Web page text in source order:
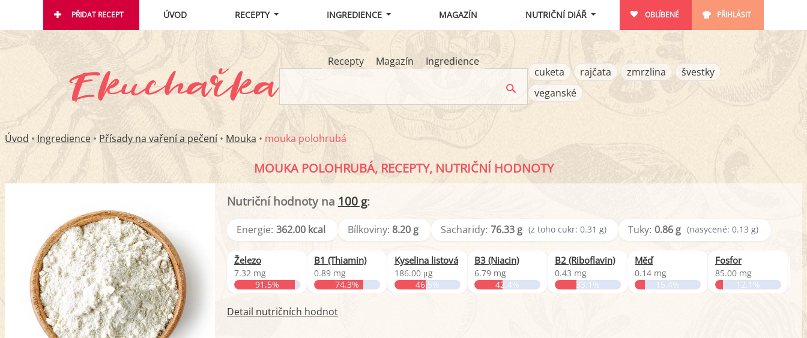
PŘIDAT RECEPT ÚVOD RECEPTY INGREDIENCE MAGAZÍN NUTRIČNÍ DIÁŘ OBLÍBENÉ PŘIHLÁSIT
Recepty Magazín
Ingredience
cuketa
rajčata zmrzlina
švestky
veganské
Úvod • Ingredience • Přísady na vaření a pečení• Mouka • mouka polohrubá
MOUKA POLOHRUBÁ, RECEPTY, NUTRIČNÍ HODNOTY
Nutriční hodnoty na 100 g:
Energie: 362.00 kcal Bílkoviny: 8.20 g Sacharidy: 76.33 g (z toho cukr: 0.31 g) Tuky: 0.86 g (nasycené: 0.13 g)
Železo
7.32 mg
91.5%
B1 (Thiamin)
0.89 mg
74.3%
Kyselina listová
186.00 μg
46.5%
B3 (Niacin)
6.79 mg
42.4%
B2 (Riboflavin)
0.43 mg
33.1%
Měď
0.14 mg
15.4%
Fosfor
85.00 mg
12.1%
Detail nutričních hodnot